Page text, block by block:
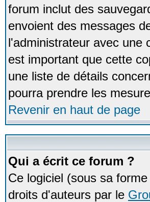
forum inclut des
envoient des messages
l'administrateur avec une
est important que cette
une liste de détails
pourra prendre les
Revenir en haut de page
Qui a écrit ce forum ?
Ce logiciel (sous sa
droits d'auteurs par le